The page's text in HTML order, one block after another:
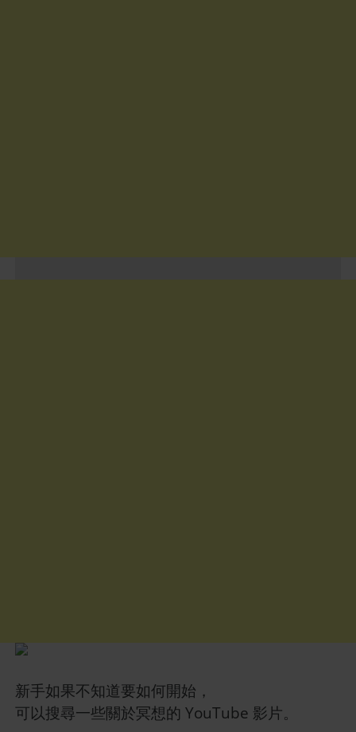
新手如果不知道要如何開始，
可以搜尋一些關於冥想的 YouTube 影片。